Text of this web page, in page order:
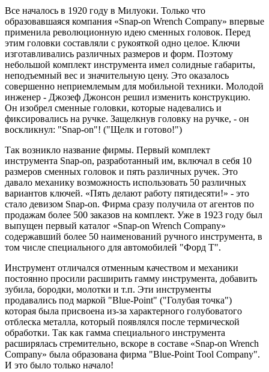
Все началось в 1920 году в Милуоки. Только что
образовавшаяся компания «Snap-on Wrench Company» впервые
применила революционную идею сменных головок. Перед
этим головки составляли с рукояткой одно целое. Ключи
изготавливались различных размеров и форм. Поэтому
небольшой комплект инструмента имел солидные габариты,
неподъемный вес и значительную цену. Это оказалось
совершенно неприемлемым для мобильной техники. Молодой
инженер - Джозеф Джонсон решил изменить конструкцию.
Он изобрел сменные головки, которые надевались и
фиксировались на ручке. Защелкнув головку на ручке, - он
воскликнул: "Snap-on"! ("Щелк и готово!")
Так возникло название фирмы. Первый комплект
инструмента Snap-on, разработанный им, включал в себя 10
размеров сменных головок и пять различных ручек. Это
давало механику возможность использовать 50 различных
вариантов ключей. «Пять делают работу пятидесяти!» - это
стало девизом Snap-on. Фирма сразу получила от агентов по
продажам более 500 заказов на комплект. Уже в 1923 году был
выпущен первый каталог «Snap-on Wrench Company»
содержавший более 50 наименований ручного инструмента, в
том числе специального для автомобилей "Форд Т".
Инструмент отличался отменным качеством и механики
постоянно просили расширить гамму инструмента, добавить
зубила, бородки, молотки и т.п. Эти инструменты
продавались под маркой "Blue-Point" ("Голубая точка")
которая была присвоена из-за характерного голубоватого
отблеска металла, который появлялся после термической
обработки. Так как гамма специального инструмента
расширялась стремительно, вскоре в составе «Snap-on Wrench
Company» была образована фирма "Blue-Point Tool Company".
И это было только начало!